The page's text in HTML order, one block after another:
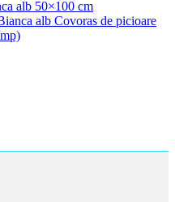
alb 50×100 cm
alb Covoras de picioare